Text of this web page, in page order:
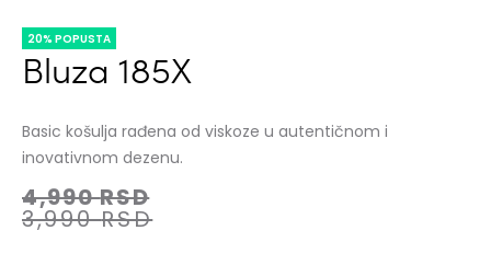
20% POPUSTA
Bluza 185X
Basic košulja rađena od viskoze u autentičnom i
inovativnom dezenu.
4,990RSD
3,990RSD